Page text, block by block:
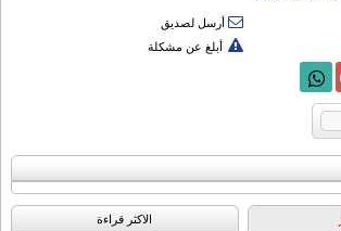
أرسل لصديق
أبلغ عن مشكلة
الاکثر قراءة